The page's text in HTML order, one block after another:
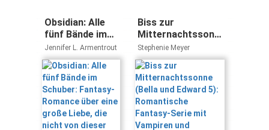
Obsidian: Alle
fünf Bände im
Schuber:
Fantasy-
Romance über
eine große
Liebe, die nicht
von dieser Welt
ist. Knisternd,
Jennifer L. Armentrout
Biss zur
Mitternachtssonne
(Bella und Edward
5): Romantische
Fantasy-Serie mit
Vampiren und
Werwölfen - die
Twilight Saga aus
Edwards Sicht
Stephenie Meyer